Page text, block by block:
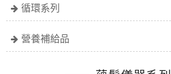
循環系列
營養補給品